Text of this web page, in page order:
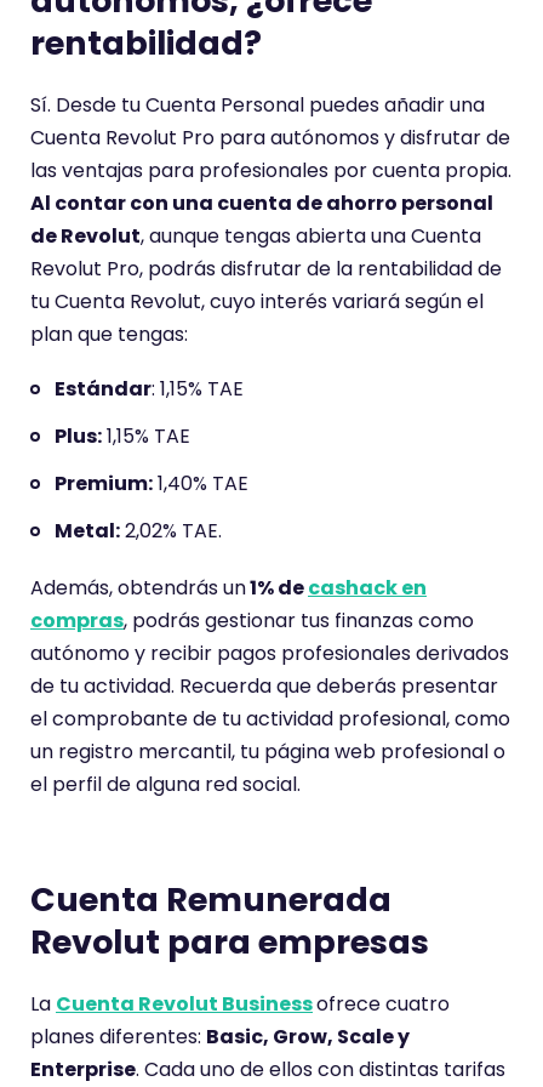
i
t
i
e
n
e
u
n
a
u
n
u
a
i
ó
n
d
e
rentabilidad?
Sí. Desde tu Cuenta Personal puedes añadir una
Cuenta Revolut Pro para autónomos y disfrutar de
las ventajas para profesionales por cuenta propia.
Al contar con una cuenta de ahorro personal
de Revolut, aunque tengas abierta una Cuenta
Revolut Pro, podrás disfrutar de la rentabilidad de
tu Cuenta Revolut, cuyo interés variará según el
plan que tengas:
Estándar: 1,15% TAE
Plus:1,15% TAE
Premium:1,40% TAE
Metal:2,02% TAE.
Además, obtendrás un1% decashack en
compras, podrás gestionar tus finanzas como
autónomo y recibir pagos profesionales derivados
de tu actividad. Recuerda que deberás presentar
el comprobante de tu actividad profesional, como
un registro mercantil, tu página web profesional o
el perfil de alguna red social.
Cuenta Remunerada
Revolut para empresas
La Cuenta Revolut Businessofrece cuatro
planes diferentes: Basic, Grow, Scale y
Enterprise. Cada uno de ellos con distintas tarifas